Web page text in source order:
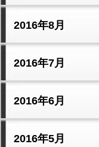
2016年8月
2016年7月
2016年6月
2016年5月